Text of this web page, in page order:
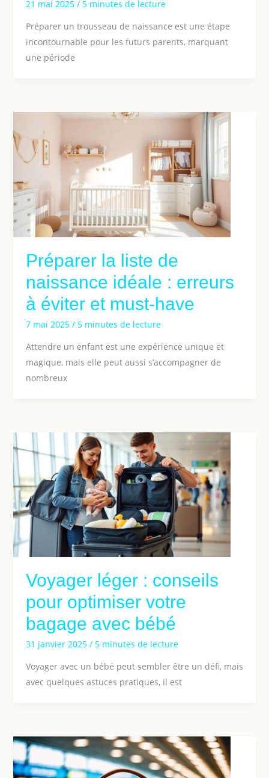
21 mai 2025 / 5 minutes de lecture
Préparer un trousseau de naissance est une étape
incontournable pour les futurs parents, marquant
une période
Préparer la liste de
naissance idéale : erreurs
à éviter et must-have
7 mai 2025 / 5 minutes de lecture
Attendre un enfant est une expérience unique et
magique, mais elle peut aussi s’accompagner de
nombreux
Voyager léger : conseils
pour optimiser votre
bagage avec bébé
31 janvier 2025 / 5 minutes de lecture
Voyager avec un bébé peut sembler être un défi, mais
avec quelques astuces pratiques, il est